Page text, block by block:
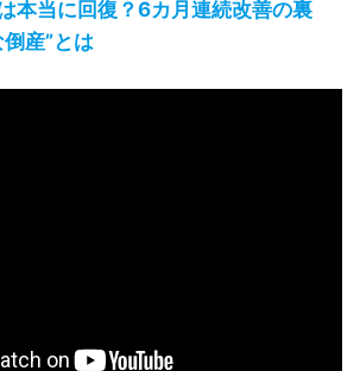
本当に回復？6カ月連続改善の裏
産”とは